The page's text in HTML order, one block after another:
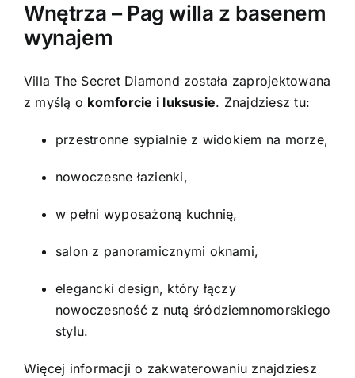
Wnętrza – Pag willa z basenem
wynajem
Villa The Secret Diamond została zaprojektowana
z myślą o komforcie i luksusie. Znajdziesz tu:
przestronne sypialnie z widokiem na morze,
nowoczesne łazienki,
w pełni wyposażoną kuchnię,
salon z panoramicznymi oknami,
elegancki design, który łączy
nowoczesność z nutą śródziemnomorskiego
stylu.
Więcej informacji o zakwaterowaniu znajdziesz